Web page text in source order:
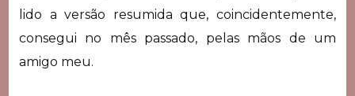
lido a versão resumida que, coincidentemente,
consegui no mês passado, pelas mãos de um
amigo meu.